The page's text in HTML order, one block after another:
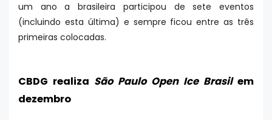
um ano a brasileira participou de sete eventos
(incluindo esta última) e sempre ficou entre as três
primeiras colocadas.
CBDG realiza São Paulo Open Ice Brasilem
dezembro